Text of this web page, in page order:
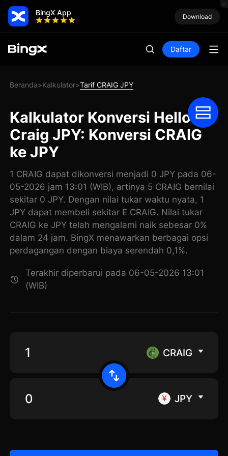
BingX App Download
Daftar
Beranda>Kalkulator>Tarif CRAIG JPY
Kalkulator Konversi Hello I'm
Craig JPY: Konversi CRAIG
ke JPY
1 CRAIG dapat dikonversi menjadi 0 JPY pada 06-
05-2026 jam 13:01 (WIB), artinya 5 CRAIG bernilai
sekitar 0 JPY. Dengan nilai tukar waktu nyata, 1
JPY dapat membeli sekitar E CRAIG. Nilai tukar
CRAIG ke JPY telah mengalami naik sebesar 0%
dalam 24 jam. BingX menawarkan berbagai opsi
perdagangan dengan biaya serendah 0,1%.
Terakhir diperbarui pada 06-05-2026 13:01
(WIB)
CRAIG
JPY